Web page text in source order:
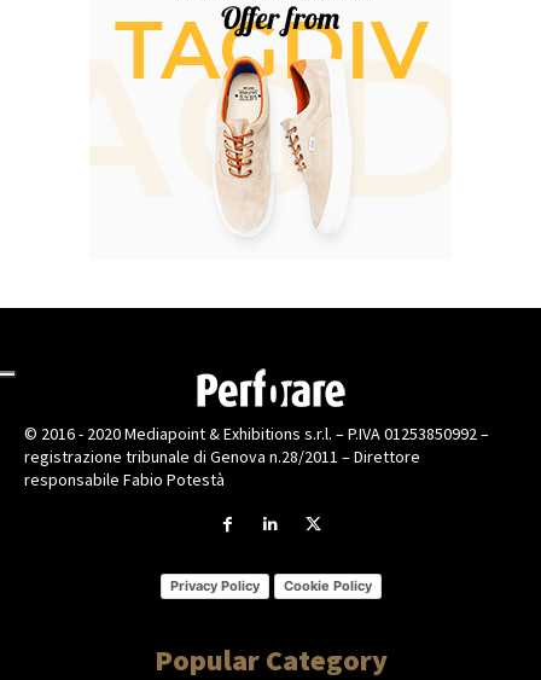
© 2016 - 2020 Mediapoint & Exhibitions s.r.l. – P.IVA 01253850992 –
registrazione tribunale di Genova n.28/2011 – Direttore
responsabile Fabio Potestà
Privacy Policy Cookie Policy
Popular Category